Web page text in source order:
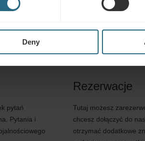
Deny
pytań
Pytania i
Rezerwacje
Tutaj możesz
chcesz dołączyć do
otrzymać dodatkowe